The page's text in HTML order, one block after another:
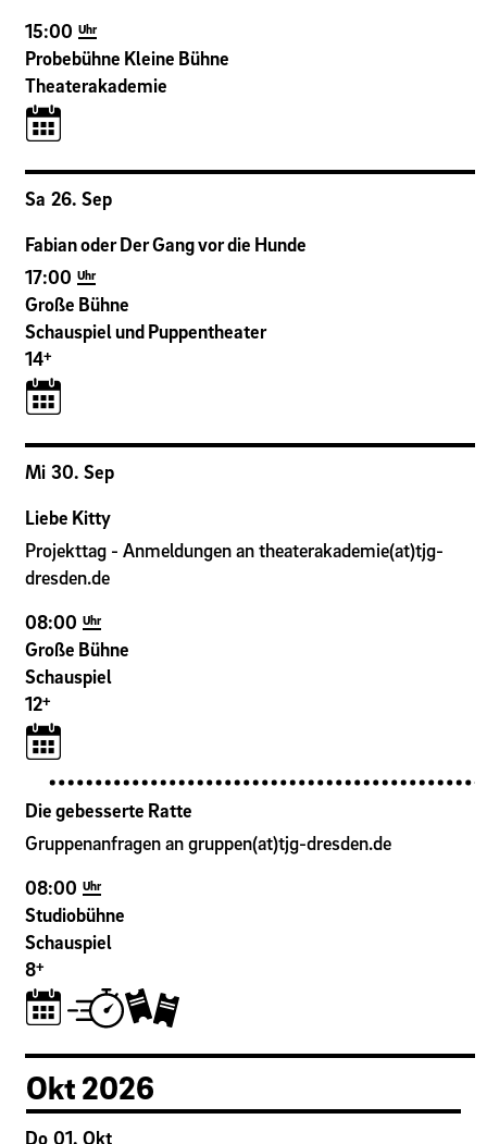
15:00 Uhr
Probebühne Kleine Bühne
Theaterakademie
Sa 26. Sep
Fabian oder Der Gang vor die Hunde
17:00 Uhr
14+
Große Bühne
Schauspiel und Puppentheater
Mi 30. Sep
Liebe Kitty
Projekttag - Anmeldungen an theaterakademie(at)tjg-
dresden.de
08:00 Uhr
12+
Große Bühne
Schauspiel
Die gebesserte Ratte
Gruppenanfragen an gruppen(at)tjg-dresden.de
08:00 Uhr
8+
Studiobühne
Schauspiel
Okt2026
Do 01. Okt